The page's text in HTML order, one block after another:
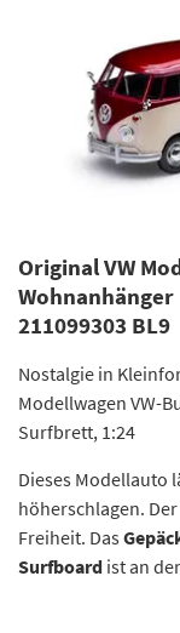
Original VW
Wohnanhänger
211099303 BL9
Nostalgie in
Modellwagen VW-
Surfbrett, 1:24
Dieses Modellauto
höherschlagen. Der
Freiheit. Das
Surfboard ist an